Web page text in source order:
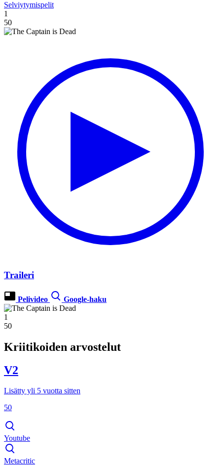
Selviytymispelit
1
50
Traileri
Pelivideo Google-haku
1
50
Kriitikoiden arvostelut
V2
Lisätty yli 5 vuotta sitten
50
Youtube
Metacritic